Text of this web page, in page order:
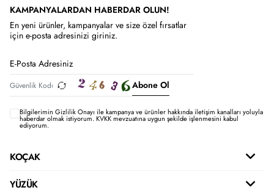
KAMPANYALARDAN HABERDAR OLUN!
En yeni ürünler, kampanyalar ve size özel fırsatlar
için e-posta adresinizi giriniz.
Abone Ol
Bilgilerimin Gizlilik Onayı ile kampanya ve ürünler hakkında iletişim kanalları yoluyla
haberdar olmak istiyorum.KVKK mevzuatına uygun şekilde işlenmesini kabul
ediyorum.
KOÇAK
YÜZÜK